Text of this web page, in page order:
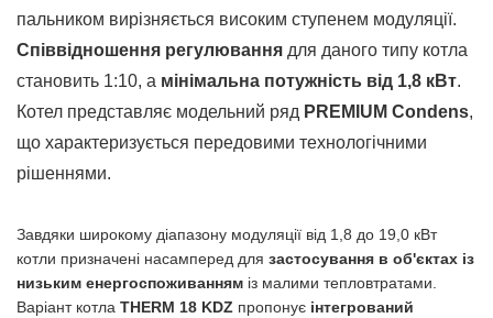
пальником вирізняється високим ступенем модуляції.
Співвідношення регулювання для даного типу котла
становить 1:10, а мінімальна потужність від 1,8 кВт.
Котел представляє модельний ряд PREMIUM Condens,
що характеризується передовими технологічними
рішеннями.
Завдяки широкому діапазону модуляції від 1,8 до 19,0 кВт
котли призначені насамперед для застосування в об'єктах із
низьким енергоспоживанням із малими тепловтратами.
Варіант котла THERM 18 KDZ пропонує інтегрований